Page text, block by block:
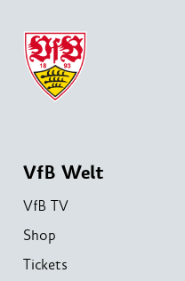
VfB Welt
VfB TV
Shop
Tickets